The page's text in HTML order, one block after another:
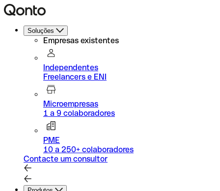
Soluções
Empresas existentes
Independentes
Freelancers e ENI
Microempresas
1 a 9 colaboradores
PME
10 a 250+ colaboradores
Contacte um consultor